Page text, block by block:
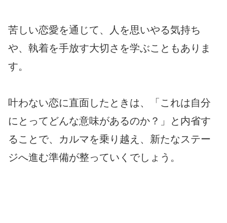
苦しい恋愛を通じて、人を思いやる気持ち
や、執着を手放す大切さを学ぶこともありま
す。
叶わない恋に直面したときは、「これは自分
にとってどんな意味があるのか？」と内省す
ることで、カルマを乗り越え、新たなステー
ジへ進む準備が整っていくでしょう。